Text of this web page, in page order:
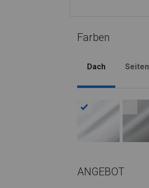
Farben
Dach Seiten
ANGEBOT